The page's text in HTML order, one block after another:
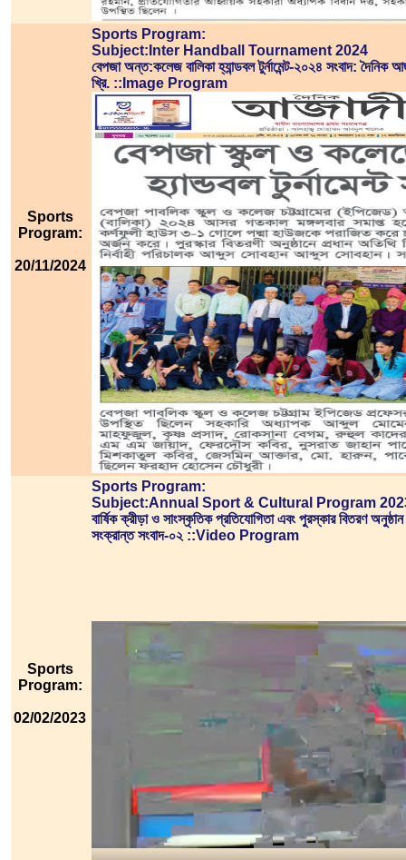
Sports
Program:
20/11/2024
Sports Program:
Subject:Inter Handball Tournament 2024
বেপজা অন্ত:কলেজ বালিকা হ্যান্ডবল টুর্নামেন্ট-২০২৪ সংবাদ: দৈনিক
খ্রি. ::Image Program
Sports
Program:
02/02/2023
Sports Program:
Subject:Annual Sport & Cultural Program
বার্ষিক ক্রীড়া ও সাংস্কৃতিক প্রতিযোগিতা এবং পুরস্কার বিতরণ
সংক্রান্ত সংবাদ-০২ ::Video Program